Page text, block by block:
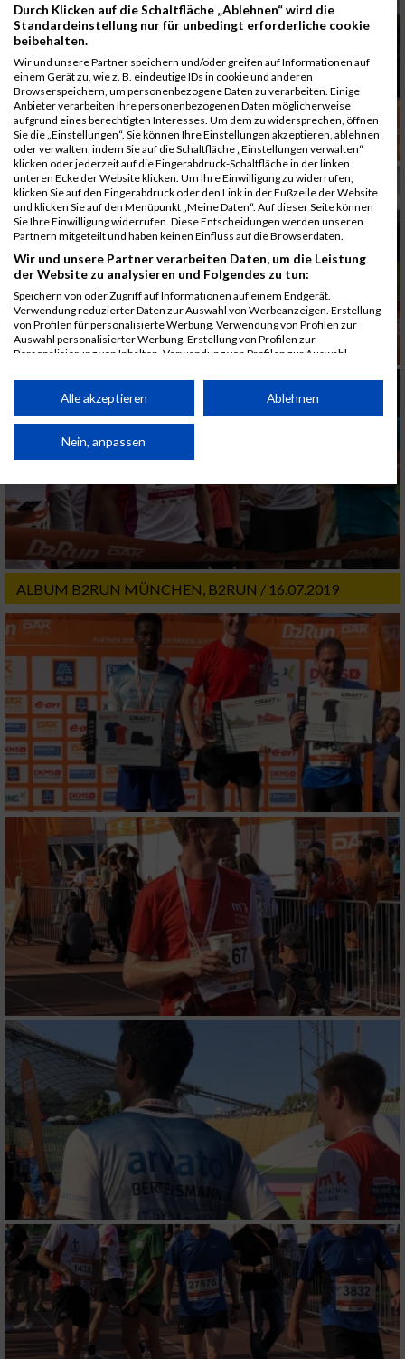
ALBUM B2RUN MÜNCHEN, B2RUN / 16.07.2019
Durch Klicken auf die Schaltfläche „Ablehnen“ wird die
Standardeinstellung nur für unbedingt erforderliche cookie
beibehalten.
Wir und unsere Partner speichern und/oder greifen auf Informationen auf
einem Gerät zu, wie z. B. eindeutige IDs in cookie und anderen
Browserspeichern, um personenbezogene Daten zu verarbeiten. Einige
Anbieter verarbeiten Ihre personenbezogenen Daten möglicherweise
aufgrund eines berechtigten Interesses. Um dem zu widersprechen, öffnen
Sie die „Einstellungen“. Sie können Ihre Einstellungen akzeptieren, ablehnen
oder verwalten, indem Sie auf die Schaltfläche „Einstellungen verwalten“
klicken oder jederzeit auf die Fingerabdruck-Schaltfläche in der linken
unteren Ecke der Website klicken. Um Ihre Einwilligung zu widerrufen,
klicken Sie auf den Fingerabdruck oder den Link in der Fußzeile der Website
und klicken Sie auf den Menüpunkt „Meine Daten“. Auf dieser Seite können
Sie Ihre Einwilligung widerrufen. Diese Entscheidungen werden unseren
Partnern mitgeteilt und haben keinen Einfluss auf die Browserdaten.
Wir und unsere Partner verarbeiten Daten, um die Leistung
der Website zu analysieren und Folgendes zu tun:
Speichern von oder Zugriff auf Informationen auf einem Endgerät.
Verwendung reduzierter Daten zur Auswahl von Werbeanzeigen. Erstellung
von Profilen für personalisierte Werbung. Verwendung von Profilen zur
Auswahl personalisierter Werbung. Erstellung von Profilen zur
Personalisierung von Inhalten. Verwendung von Profilen zur Auswahl
Performance von Inhalten. Analyse von Zielgruppen durch Statistiken oder
Kombinationen von Daten aus verschiedenen Quellen. Entwicklung und
von Inhalten.
Daten können außerhalb der Europäischen Union weitergegeben und in die
Website/App.
Partnerliste anzeigen (1 IAB-Anbieter)
Wir nutzen Ihre Daten für folgende Zwecke:
IAB-Verarbeitungszwecke:
Speichern von oder Zugriff auf Informationen
auf einem Endgerät
Verwendung reduzierter Daten zur Auswahl
von Werbeanzeigen
Erstellung von Profilen für personalisierte
Werbung
Verwendung von Profilen zur Auswahl
personalisierter Werbung
Erstellung von Profilen zur Personalisierung
von Inhalten
Verwendung von Profilen zur Auswahl
personalisierter Inhalte
Messung der Werbeleistung
Messung der Performance von Inhalten
Analyse von Zielgruppen durch Statistiken
oder Kombinationen von Daten aus
verschiedenen Quellen
Entwicklung und Verbesserung der Angebote
Verwendung reduzierter Daten zur Auswahl
von Inhalten
IAB-Besonderheiten:
Verwendung genauer Standortdaten
Geräte anhand von aktiv angeforderten
Informationen identifizieren
Nicht-IAB-Verarbeitungszwecke:
Alle akzeptieren Ablehnen
Nein, anpassen